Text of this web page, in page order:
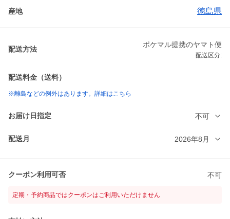
産地 徳島県
配送方法
ポケマル提携のヤマト便
配送区分:
配送料金（送料）
※離島などの例外はあります。詳細はこちら
お届け日指定 不可
配送月 2026年8月
クーポン利用可否 不可
定期・予約商品ではクーポンはご利用いただけません